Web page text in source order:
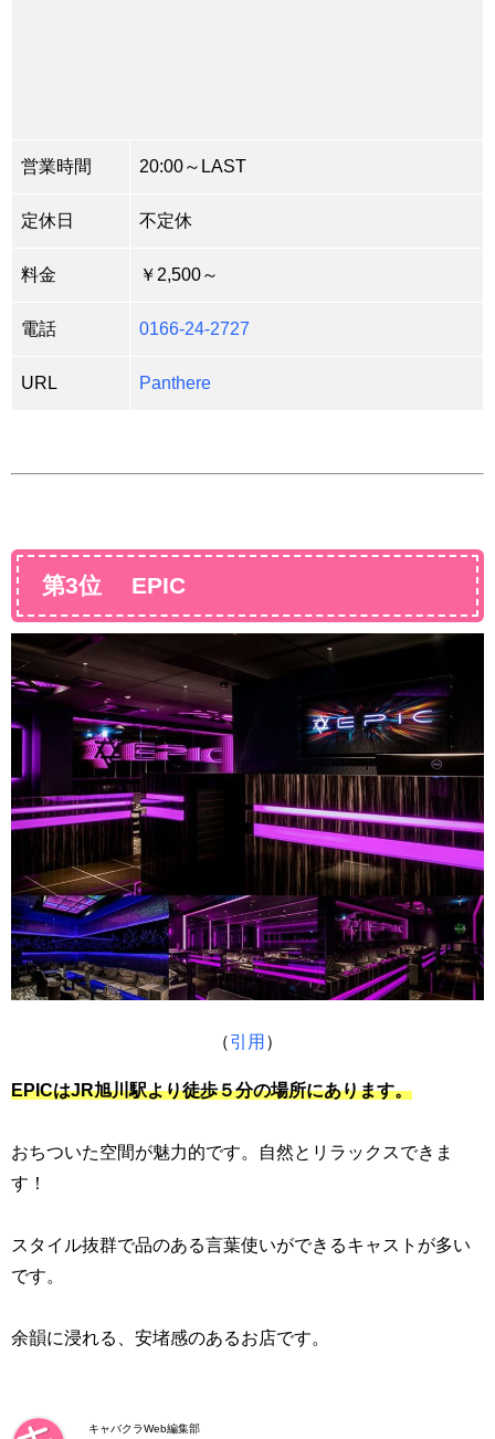
営業時間 20:00～LAST
定休日 不定休
料金 ￥2,500～
電話 0166-24-2727
URL Panthere
第3位 EPIC
（引用 ）
EPICはJR旭川駅より徒歩５分の場所にあります。
おちついた空間が魅力的です。自然とリラックスできま
す！
スタイル抜群で品のある言葉使いができるキャストが多い
です。
余韻に浸れる、安堵感のあるお店です。
キャバクラWeb編集部